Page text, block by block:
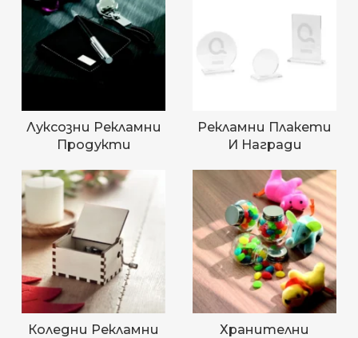
Луксозни Рекламни
Продукти
Рекламни Плакети
И Награди
Коледни Рекламни
Хранителни